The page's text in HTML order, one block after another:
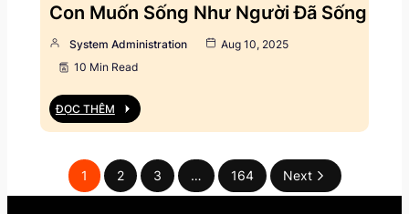
Con Muốn Sống Như Người Đã Sống
System Administration
Aug 10, 2025
10 Min Read
ĐỌC THÊM
1 2 3 … 164 Next